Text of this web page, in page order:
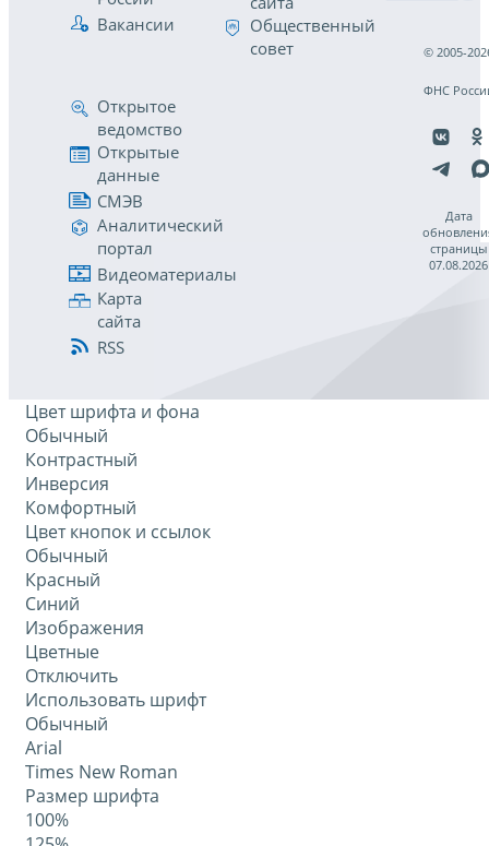
Вакансии
Общественный
совет
Открытое
ведомство
Открытые
данные
СМЭВ
Аналитический
портал
Видеоматериалы
Карта
сайта
RSS
© 2005-
ФНС
Дата
страницы
07.08.2026
Цвет шрифта и фона
Обычный
Контрастный
Инверсия
Комфортный
Цвет кнопок и ссылок
Обычный
Красный
Синий
Изображения
Цветные
Отключить
Использовать шрифт
Обычный
Arial
Times New Roman
Размер шрифта
100%